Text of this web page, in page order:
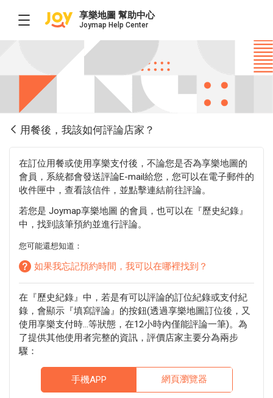
享樂地圖 幫助中心
Joymap Help Center
用餐後，我該如何評論店家？
在訂位用餐或使用享樂支付後，不論您是否為享樂地圖的
會員，系統都會發送評論E-mail給您，您可以在電子郵件的
收件匣中，查看該信件，並點擊連結前往評論。
若您是 Joymap享樂地圖 的會員，也可以在『歷史紀錄』
中，找到該筆預約並進行評論。
您可能還想知道：
如果我忘記預約時間，我可以在哪裡找到？
在『歷史紀錄』中，若是有可以評論的訂位紀錄或支付紀
錄，會顯示『填寫評論』的按鈕(透過享樂地圖訂位後，又
使用享樂支付時...等狀態，在12小時內僅能評論一筆)。為
了提供其他使用者完整的資訊，評價店家主要分為兩步
驟：
手機APP 網頁瀏覽器